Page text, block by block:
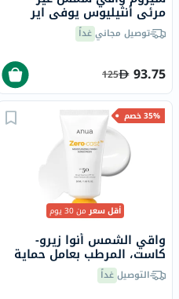
مرئي أنثيليوس يوفي اير
لاروش بوزيه، عامل حماية
50+ - 50 ملتوصيل مجانيغداً
93.75
125
35% خصم
أقل سعرمن 30 يوم
واقي الشمس أنوا زيرو-
كاست، المرطب بعامل حماية
50 - 50 ملالتوصيلغداً